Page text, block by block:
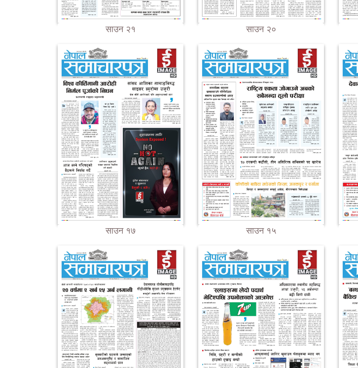
साउन २१ साउन २०
साउन १७ साउन १५